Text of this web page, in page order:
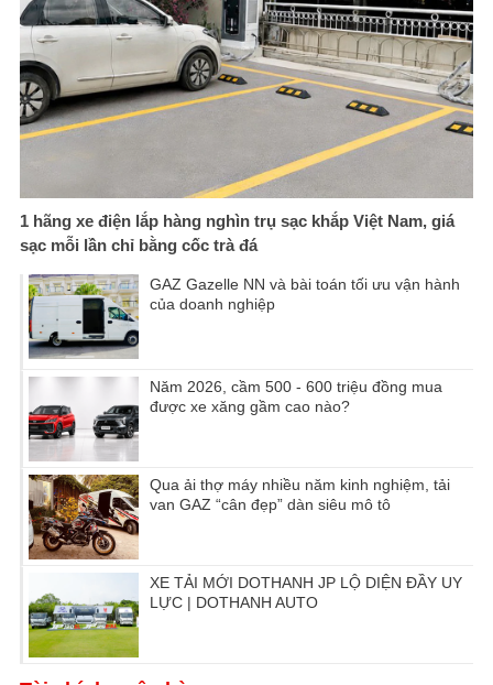
1 hãng xe điện lắp hàng nghìn trụ sạc khắp Việt Nam, giá
sạc mỗi lần chỉ bằng cốc trà đá
GAZ Gazelle NN và bài toán tối ưu vận hành
của doanh nghiệp
Năm 2026, cầm 500 - 600 triệu đồng mua
được xe xăng gầm cao nào?
Qua ải thợ máy nhiều năm kinh nghiệm, tải
van GAZ “cân đẹp” dàn siêu mô tô
XE TẢI MỚI DOTHANH JP LỘ DIỆN ĐẦY UY
LỰC | DOTHANH AUTO